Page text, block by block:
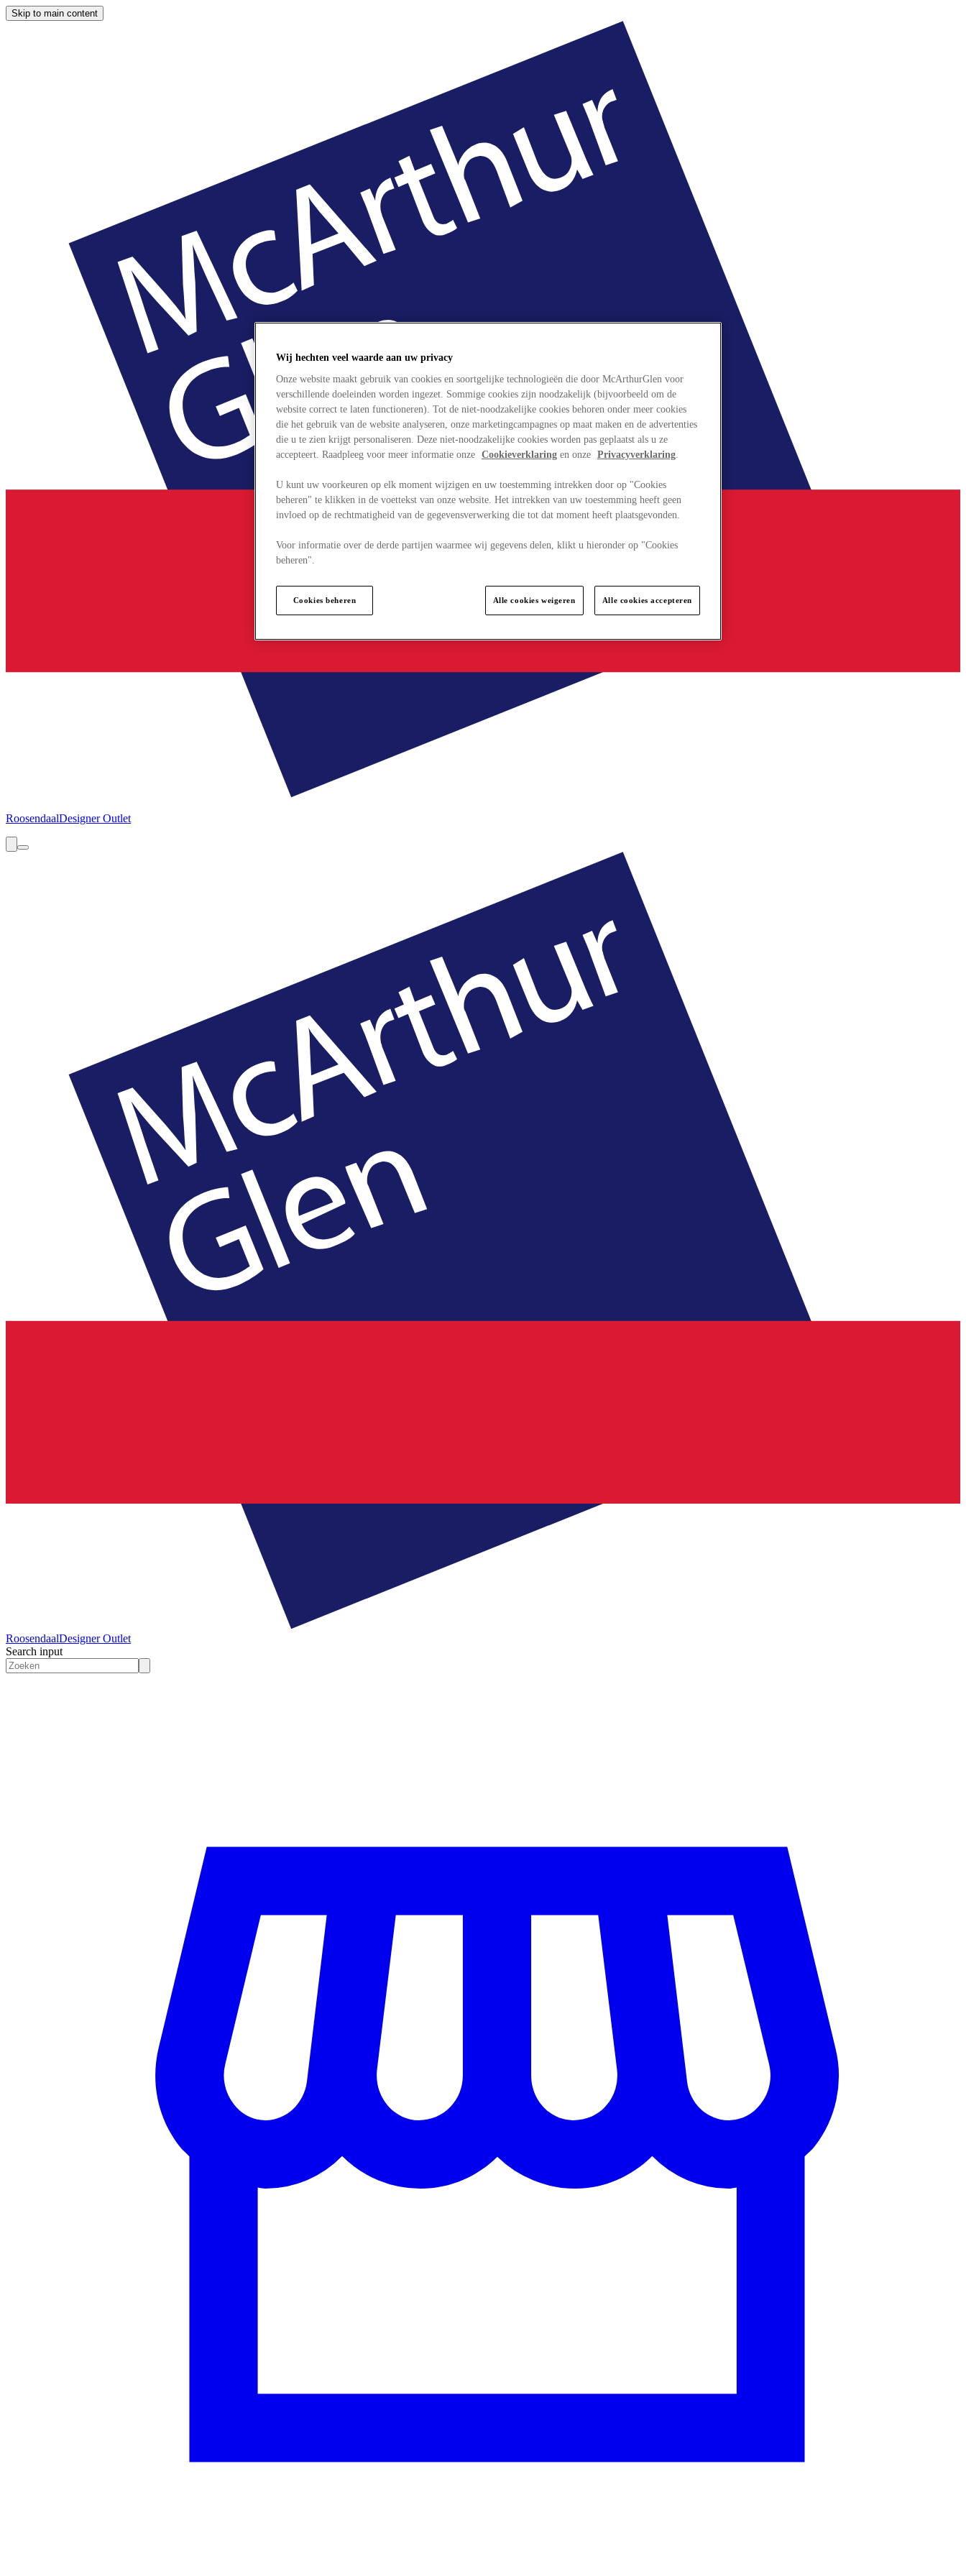
Skip to main content
RoosendaalDesigner Outlet
RoosendaalDesigner Outlet
Search input
Wij hechten veel waarde aan uw privacy
Onze website maakt gebruik van cookies en soortgelijke technologieën die door McArthurGlen voor
verschillende doeleinden worden ingezet. Sommige cookies zijn noodzakelijk (bijvoorbeeld om de
website correct te laten functioneren). Tot de niet-noodzakelijke cookies behoren onder meer cookies
die het gebruik van de website analyseren, onze marketingcampagnes op maat maken en de advertenties
die u te zien krijgt personaliseren. Deze niet-noodzakelijke cookies worden pas geplaatst als u ze
accepteert. Raadpleeg voor meer informatie onze Cookieverklaring en onze Privacyverklaring.
U kunt uw voorkeuren op elk moment wijzigen en uw toestemming intrekken door op "Cookies
beheren" te klikken in de voettekst van onze website. Het intrekken van uw toestemming heeft geen
invloed op de rechtmatigheid van de gegevensverwerking die tot dat moment heeft plaatsgevonden.
Voor informatie over de derde partijen waarmee wij gegevens delen, klikt u hieronder op "Cookies
beheren".
Cookies beheren Alle cookies weigeren Alle cookies accepteren